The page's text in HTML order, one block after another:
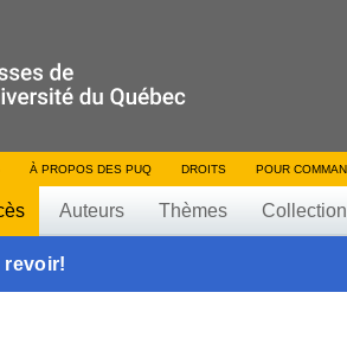
À PROPOS DES PUQ DROITS POUR
Auteurs Thèmes
revoir!